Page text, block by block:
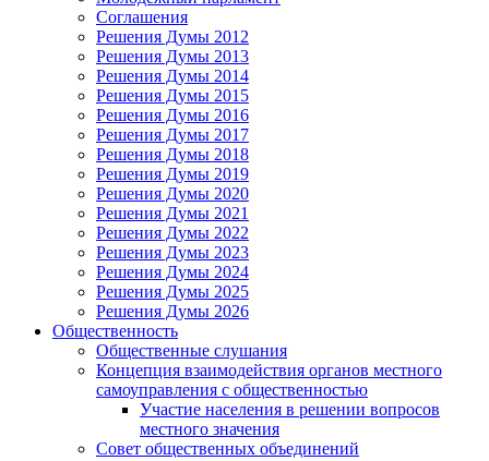
Соглашения
Решения Думы 2012
Решения Думы 2013
Решения Думы 2014
Решения Думы 2015
Решения Думы 2016
Решения Думы 2017
Решения Думы 2018
Решения Думы 2019
Решения Думы 2020
Решения Думы 2021
Решения Думы 2022
Решения Думы 2023
Решения Думы 2024
Решения Думы 2025
Решения Думы 2026
Общественность
Общественные слушания
Концепция взаимодействия органов местного
самоуправления с общественностью
Участие населения в решении вопросов
местного значения
Совет общественных объединений